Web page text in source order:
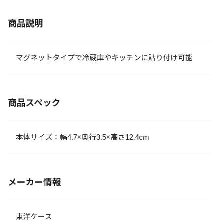
商品説明
マグネットタイプで冷蔵庫やキッチンに貼り付け可能
商品スペック
本体サイズ：幅4.7×奥行3.5×高さ12.4cm
メーカー情報
東洋ケース